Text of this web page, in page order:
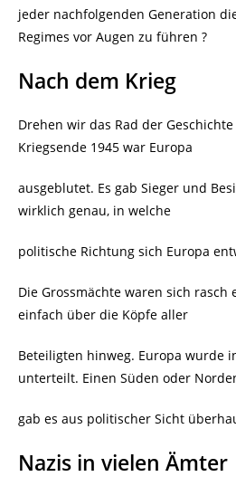
jeder nachfolgenden Generation
Regimes vor Augen zu führen ?
Nach dem Krieg
Drehen wir das Rad der
Kriegsende 1945 war Europa
ausgeblutet. Es gab Sieger und
wirklich genau, in welche
politische Richtung sich Europa
Die Grossmächte waren sich
einfach über die Köpfe aller
Beteiligten hinweg. Europa wurde
unterteilt. Einen Süden oder
gab es aus politischer Sicht
Nazis in vielen Ämter